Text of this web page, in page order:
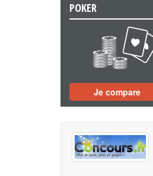
POKER
a
Je compare